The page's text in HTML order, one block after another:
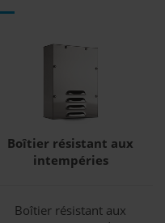
Boîtier résistant aux
intempéries
Boîtier résistant aux